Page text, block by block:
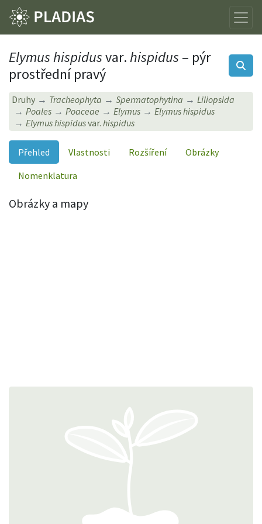
Elymus hispidusvar.hispidus – pýr
prostřední pravý
Druhy Tracheophyta Spermatophytina
Liliopsida
Poales
Poaceae Elymus
Elymus hispidus
Elymus hispidusvar. hispidus
Přehled Vlastnosti Rozšíření
Obrázky
Nomenklatura
Obrázky a mapy